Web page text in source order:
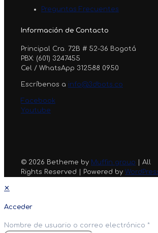
Preguntas Frecuentes
Información de Contacto
Principal Cra. 72B # 52-36 Bogotá
PBX: (601) 3247455
Cel / WhatsApp 312588 0950
Escríbenos a info@3dbots.co
Facebook
Youtube
© 2026 Betheme by Muffin group | All
Rights Reserved | Powered by
✕
Acceder
Nombre de usuario o correo electrónico *